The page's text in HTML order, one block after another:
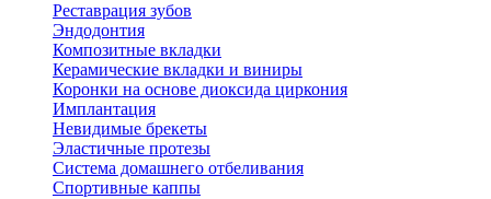
Реставрация зубов
Эндодонтия
Композитные вкладки
Керамические вкладки и виниры
Коронки на основе диоксида циркония
Имплантация
Невидимые брекеты
Эластичные протезы
Система домашнего отбеливания
Спортивные каппы